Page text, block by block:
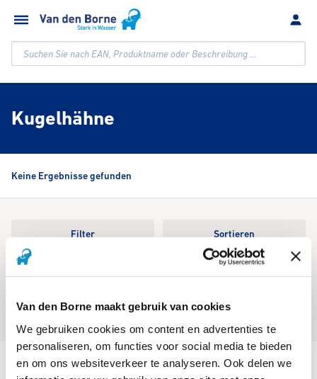
Van den Borne maakt gebruik van cookies
We gebruiken cookies om content en advertenties te
personaliseren, om functies voor social media te bieden
en om ons websiteverkeer te analyseren. Ook delen we
Suchen Sie nach EAN, Produktname oder Beschreibung ...
Kugelhähne
Keine Ergebnisse gefunden
Filter Sortieren
Reset Search
Homepage Sortiment
Fittings und Verbindungen